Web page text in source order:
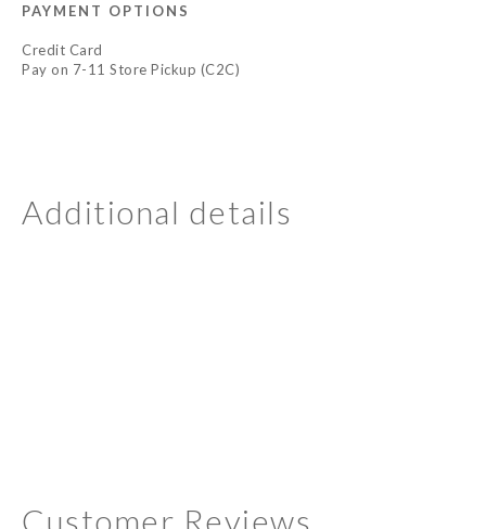
PAYMENT OPTIONS
Credit Card
Pay on 7-11 Store Pickup (C2C)
Additional details
Customer Reviews